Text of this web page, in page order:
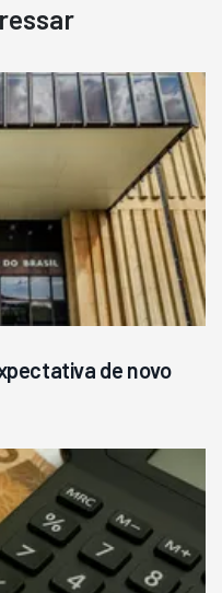
de novo